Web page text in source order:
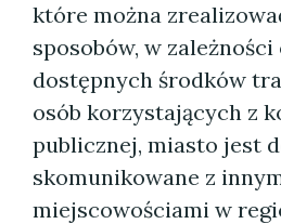
które można
sposobów, w
dostępnych środków
osób korzystających z
publicznej, miasto jest
skomunikowane z
miejscowościami w